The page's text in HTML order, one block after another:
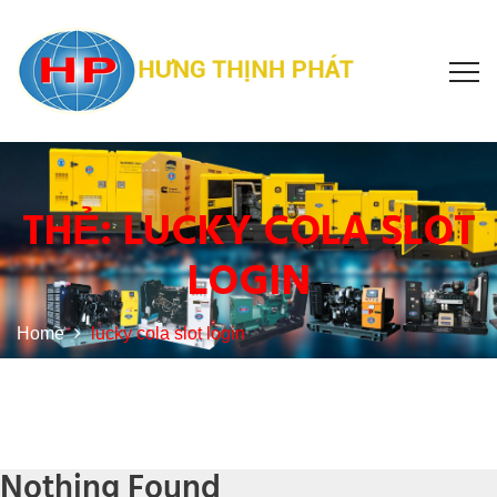
THẺ:LUCKY COLA SLOT
LOGIN
Home lucky cola slot login